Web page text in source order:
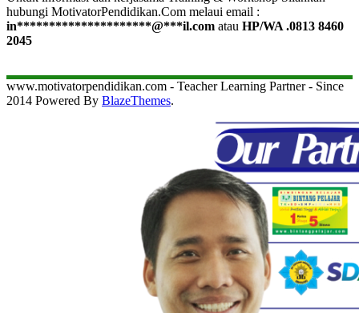
hubungi MotivatorPendidikan.Com melaui email :
in*********************@***il.com atau HP/WA .0813 8460
2045
www.motivatorpendidikan.com - Teacher Learning Partner - Since
2014 Powered By BlazeThemes.